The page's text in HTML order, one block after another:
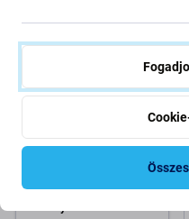
Üveg Case Friendly